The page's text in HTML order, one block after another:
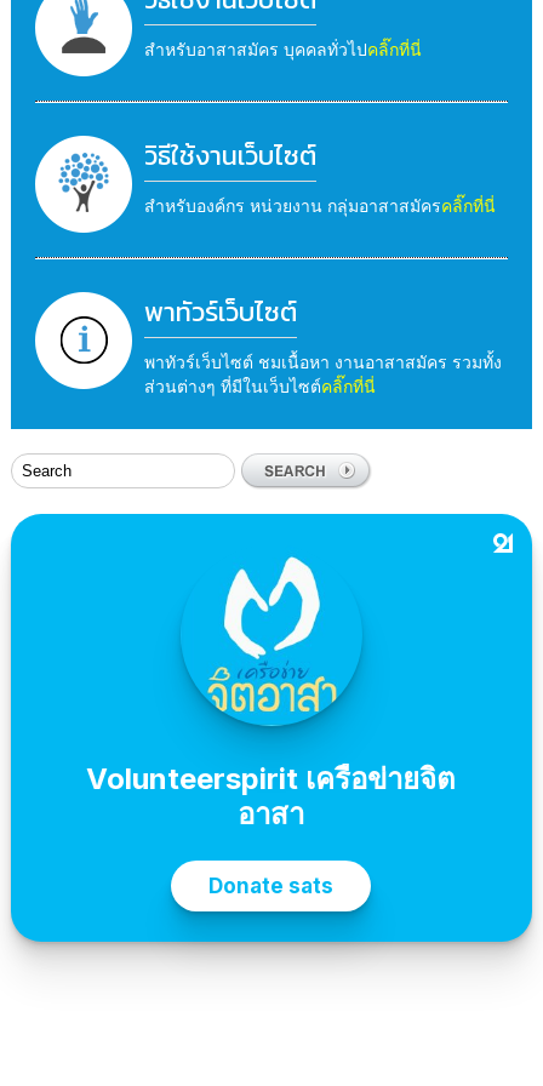
สำหรับอาสาสมัคร บุคคลทั่วไปคลิ๊กที่นี่
วิธีใช้งานเว็บไซต์
สำหรับองค์กร หน่วยงาน กลุ่มอาสาสมัครคลิ๊กที่นี่
พาทัวร์เว็บไซต์
พาทัวร์เว็บไซต์ ชมเนื้อหา งานอาสาสมัคร รวมทั้ง
ส่วนต่างๆ ที่มีในเว็บไซต์คลิ๊กที่นี่